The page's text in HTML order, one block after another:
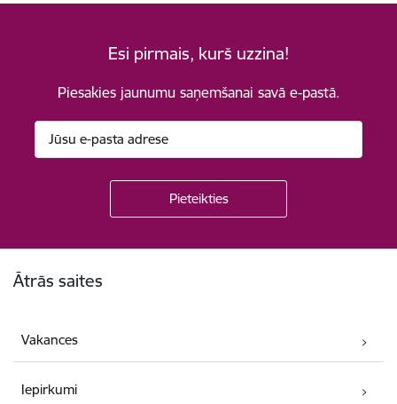
Esi pirmais, kurš uzzina!
Piesakies jaunumu saņemšanai savā e-pastā.
Ātrās saites
Vakances
Iepirkumi